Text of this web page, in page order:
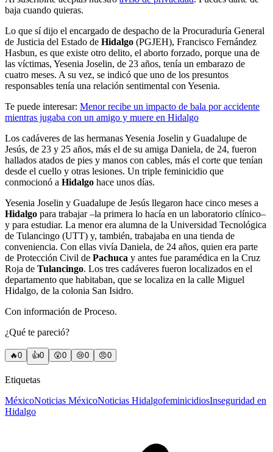
baja cuando quieras.
Lo que sí dijo el encargado de despacho de la Procuraduría General
de Justicia del Estado de Hidalgo (PGJEH), Francisco Fernández
Hasbun, es que existe otro delito, el aborto forzado, porque una de
las víctimas, Yesenia Joselin, de 23 años, tenía un embarazo de
cuatro meses. A su vez, se indicó que uno de los presuntos
responsables tenía una relación sentimental con Yesenia.
Te puede interesar: Menor recibe un impacto de bala por accidente
mientras jugaba con un amigo y muere en Hidalgo
Los cadáveres de las hermanas Yesenia Joselin y Guadalupe de
Jesús, de 23 y 25 años, más el de su amiga Daniela, de 24, fueron
hallados atados de pies y manos con cables, más el corte que tenían
desde el cuello y otras lesiones. Un triple feminicidio que
conmocionó a Hidalgo hace unos días.
Yesenia Joselin y Guadalupe de Jesús llegaron hace cinco meses a
Hidalgo para trabajar –la primera lo hacía en un laboratorio clínico–
y para estudiar. La menor era alumna de la Universidad Tecnológica
de Tulancingo (UTT) y, también, trabajaba en una tienda de
conveniencia. Con ellas vivía Daniela, de 24 años, quien era parte
de Protección Civil de Pachuca y antes fue paramédica en la Cruz
Roja de Tulancingo. Los tres cadáveres fueron localizados en el
departamento que habitaban, que se localiza en la calle Miguel
Hidalgo, de la colonia San Isidro.
Con información de Proceso.
¿Qué te pareció?
🔥0 👍0 😲0 😢0 😠0
Etiquetas
MéxicoNoticias MéxicoNoticias HidalgofeminicidiosInseguridad en
Hidalgo